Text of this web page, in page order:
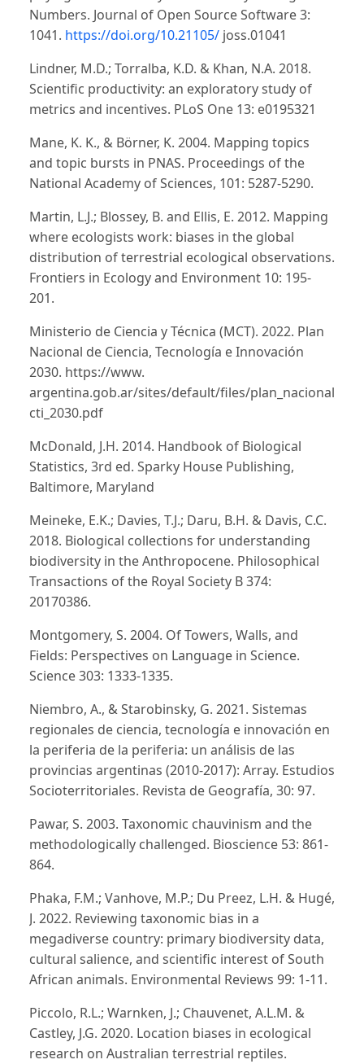
Numbers. Journal of Open Source Software 3:
1041. https://doi.org/10.21105/ joss.01041
Lindner, M.D.; Torralba, K.D. & Khan, N.A. 2018.
Scientific productivity: an exploratory study of
metrics and incentives. PLoS One 13: e0195321
Mane, K. K., & Börner, K. 2004. Mapping topics
and topic bursts in PNAS. Proceedings of the
National Academy of Sciences, 101: 5287-5290.
Martin, L.J.; Blossey, B. and Ellis, E. 2012. Mapping
where ecologists work: biases in the global
distribution of terrestrial ecological observations.
Frontiers in Ecology and Environment 10: 195-
201.
Ministerio de Ciencia y Técnica (MCT). 2022. Plan
Nacional de Ciencia, Tecnología e Innovación
2030. https://www.
argentina.gob.ar/sites/default/files/plan_nacional_de_
cti_2030.pdf
McDonald, J.H. 2014. Handbook of Biological
Statistics, 3rd ed. Sparky House Publishing,
Baltimore, Maryland
Meineke, E.K.; Davies, T.J.; Daru, B.H. & Davis, C.C.
2018. Biological collections for understanding
biodiversity in the Anthropocene. Philosophical
Transactions of the Royal Society B 374:
20170386.
Montgomery, S. 2004. Of Towers, Walls, and
Fields: Perspectives on Language in Science.
Science 303: 1333-1335.
Niembro, A., & Starobinsky, G. 2021. Sistemas
regionales de ciencia, tecnología e innovación en
la periferia de la periferia: un análisis de las
provincias argentinas (2010-2017): Array. Estudios
Socioterritoriales. Revista de Geografía, 30: 97.
Pawar, S. 2003. Taxonomic chauvinism and the
methodologically challenged. Bioscience 53: 861-
864.
Phaka, F.M.; Vanhove, M.P.; Du Preez, L.H. & Hugé,
J. 2022. Reviewing taxonomic bias in a
megadiverse country: primary biodiversity data,
cultural salience, and scientific interest of South
African animals. Environmental Reviews 99: 1-11.
Piccolo, R.L.; Warnken, J.; Chauvenet, A.L.M. &
Castley, J.G. 2020. Location biases in ecological
research on Australian terrestrial reptiles.